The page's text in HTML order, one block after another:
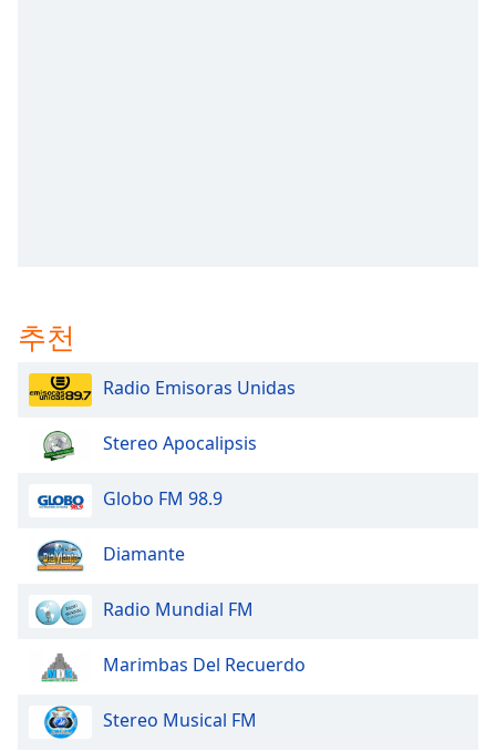
modal
window.
Beginning
dialog
Escape
cancel
window.
추천
Radio Emisoras Unidas
Stereo Apocalipsis
Globo FM 98.9
Diamante
Radio Mundial FM
Marimbas Del Recuerdo
Stereo Musical FM